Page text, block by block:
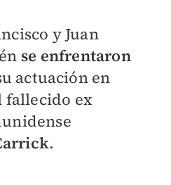
y Juan
se enfrentaron
actuación en
fallecido ex
.